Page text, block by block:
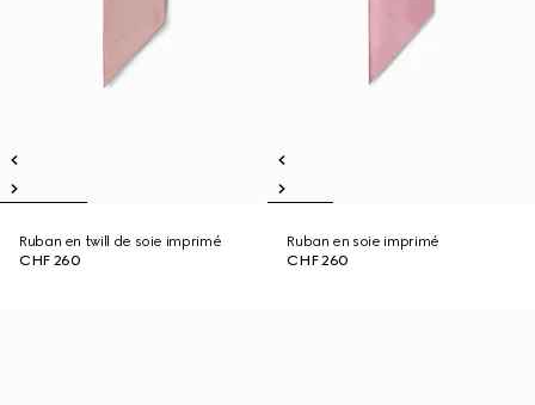
Ruban en twill de soie imprimé
CHF 260
Ruban en soie imprimé
CHF 260